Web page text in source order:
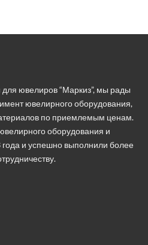
ювелиров “Маркиз”, мы рады
ювелирного оборудования,
по приемлемым ценам.
оборудования и
года и успешно выполнили более